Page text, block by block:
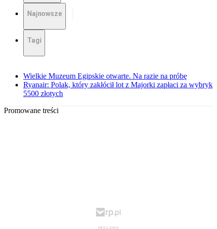
Najnowsze
Tagi
Wielkie Muzeum Egipskie otwarte. Na razie na próbę
Ryanair: Polak, który zakłócił lot z Majorki zapłaci za wybryk
5500 złotych
Promowane treści